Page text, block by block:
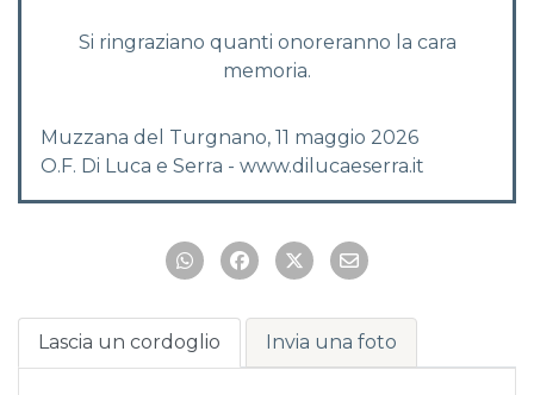
Si ringraziano quanti onoreranno la cara
memoria.
Muzzana del Turgnano, 11 maggio 2026
O.F. Di Luca e Serra - www.dilucaeserra.it
Lascia un cordoglio Invia una foto